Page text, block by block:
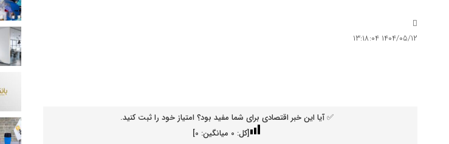
۱۴۰۴/۰۵/۱۲ ۱۳:۱۸:۰۴
✅ آیا این خبر اقتصادی برای شما مفید بود؟ امتیاز خود را ثبت کنید.
[کل: 0 میانگین: 0
]